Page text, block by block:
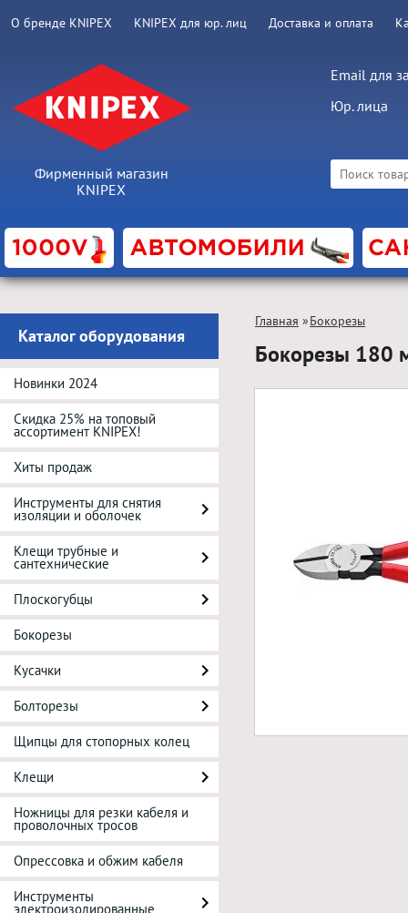
О бренде KNIPEX KNIPEX для юр. лиц Доставка и оплата
Фирменный магазин
KNIPEX
Email для
Юр. лица
Каталог оборудования
Новинки 2024
Скидка 25% на топовый
ассортимент KNIPEX!
Хиты продаж
Инструменты для снятия
изоляции и оболочек
Клещи трубные и
сантехнические
Плоскогубцы
Бокорезы
Кусачки
Болторезы
Щипцы для стопорных колец
Клещи
Ножницы для резки кабеля и
проволочных тросов
Опрессовка и обжим кабеля
Инструменты
электроизолированные
Главная »Бокорезы
Бокорезы 180